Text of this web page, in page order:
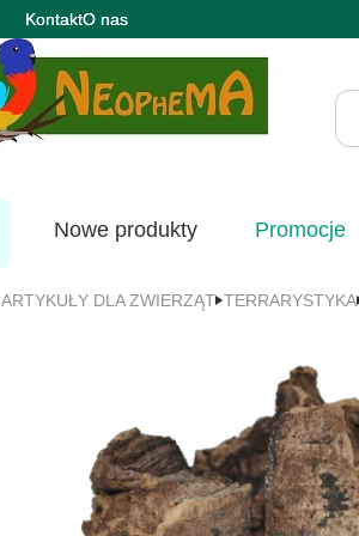
KontaktO nas
Nowe produkty Promocje
ARTYKUŁY DLA ZWIERZĄT TERRARYSTYKA